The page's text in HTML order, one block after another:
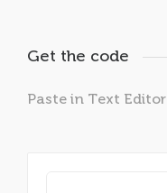
Get the code
Paste in Text Editor